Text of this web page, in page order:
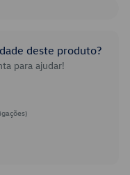
deste produto?
para ajudar!